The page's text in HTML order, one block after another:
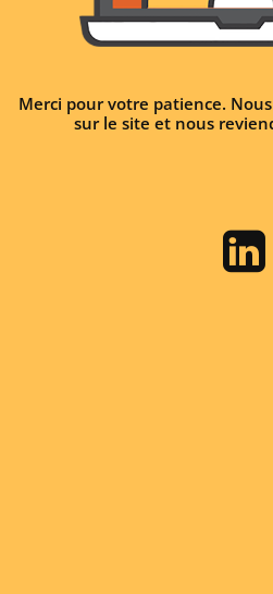
Merci pour votre patience.
sur le site et nous